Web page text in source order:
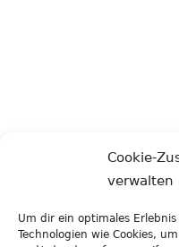
Cookie-
verwalten
Um dir ein optimales
Technologien wie Cookies,